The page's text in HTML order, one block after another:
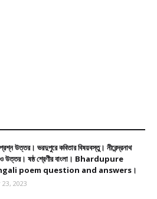
উত্তর। ভরদুপুরে কবিতার বিষয়বস্তু। নীরেন্দ্রনাথ
ও উত্তর। ষষ্ঠ শ্রেণীর বাংলা। Bhardupure
poem question and answers।
2023